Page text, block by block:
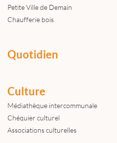
Petite Ville de Demain
Chaufferie bois
Quotidien
Culture
Médiathèque intercommunale
Chéquier culturel
Associations culturelles